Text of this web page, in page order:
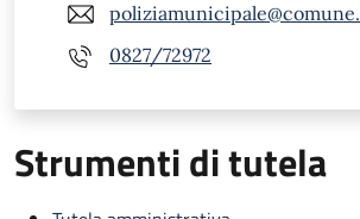
0827/72972
Strumenti di tutela